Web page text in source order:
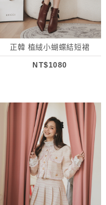
正韓 植絨小蝴蝶結短裙
NT$1080